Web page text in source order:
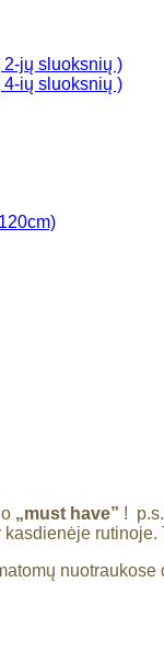
jų sluoksnių )
ių sluoksnių )
„must have” !